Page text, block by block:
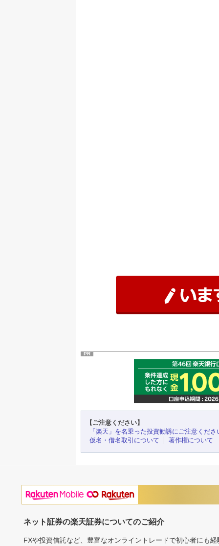
PR
【ご注意ください】
「楽天」を名乗った投資勧誘にご注意くださ
仮名・借名取引について
著作権について
ネット証券の楽天証券についてのご紹介
FXや投資信託など、豊富なオンライントレードで初心者にも